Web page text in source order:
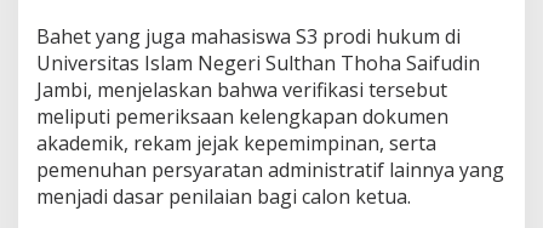
r
i
L
u
b
u
k
l
Bahet yang juga mahasiswa S3 prodi hukum di
Universitas Islam Negeri Sulthan Thoha Saifudin
Jambi, menjelaskan bahwa verifikasi tersebut
meliputi pemeriksaan kelengkapan dokumen
akademik, rekam jejak kepemimpinan, serta
pemenuhan persyaratan administratif lainnya yang
menjadi dasar penilaian bagi calon ketua.